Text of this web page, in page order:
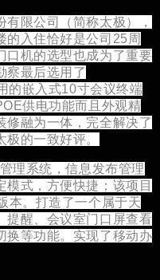
限公司（简称太极），
的入住恰好是公司25周
口机的选型也成为了重要
察最后选用了
的嵌入式10寸会议终端
供电功能而且外观精
修融为一体，完全解决了
的一致好评。
理系统，信息发布管理
模式，方便快捷；该项目
本。打造了一个属于天
提醒、会议室门口屏查看
换等功能。实现了移动办